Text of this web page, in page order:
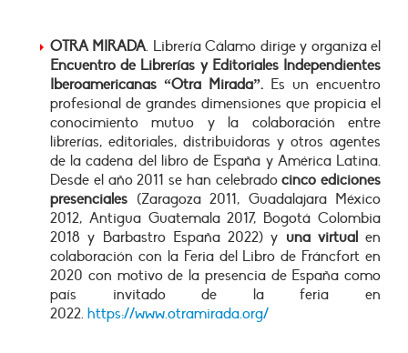
OTRA MIRADA. Librería Cálamo dirige y organiza el
Encuentro de Librerías y Editoriales Independientes
Iberoamericanas “Otra Mirada”. Es un encuentro
profesional de grandes dimensiones que propicia el
conocimiento mutuo y la colaboración entre
librerías, editoriales, distribuidoras y otros agentes
de la cadena del libro de España y América Latina.
Desde el año 2011 se han celebradocinco ediciones
presenciales (Zaragoza 2011, Guadalajara México
2012, Antigua Guatemala 2017, Bogotá Colombia
2018 y Barbastro España 2022) y una virtualen
colaboración con la Feria del Libro de Fráncfort en
2020 con motivo de la presencia de España como
país invitado de la feria en
2022. https://www.otramirada.org/